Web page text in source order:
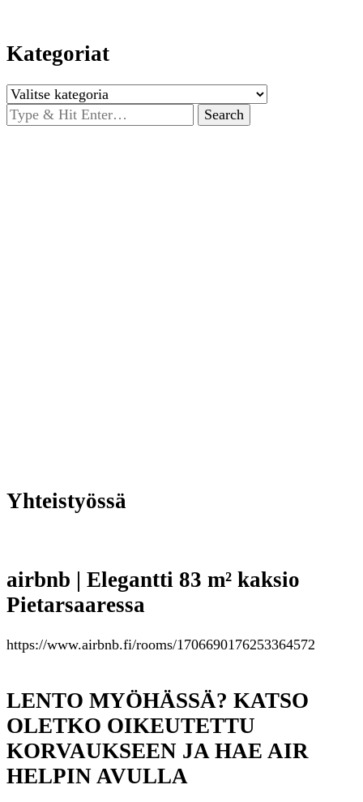
Kategoriat
Kategoriat
Looking
for
Yhteistyössä
airbnb | Elegantti 83 m² kaksio
Pietarsaaressa
https://www.airbnb.fi/rooms/1706690176253364572
LENTO MYÖHÄSSÄ? KATSO
OLETKO OIKEUTETTU
KORVAUKSEEN JA HAE AIR
HELPIN AVULLA